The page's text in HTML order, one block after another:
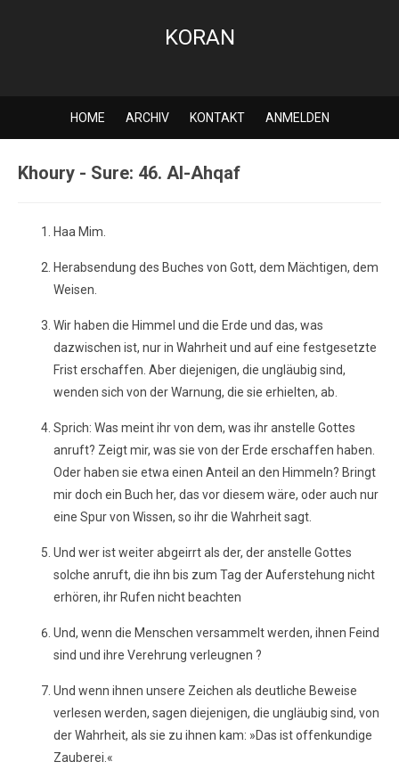
KORAN
HOME ARCHIV KONTAKT ANMELDEN
Khoury - Sure: 46. Al-Ahqaf
Haa Mim.
Herabsendung des Buches von Gott, dem Mächtigen, dem
Weisen.
Wir haben die Himmel und die Erde und das, was
dazwischen ist, nur in Wahrheit und auf eine festgesetzte
Frist erschaffen. Aber diejenigen, die ungläubig sind,
wenden sich von der Warnung, die sie erhielten, ab.
Sprich: Was meint ihr von dem, was ihr anstelle Gottes
anruft? Zeigt mir, was sie von der Erde erschaffen haben.
Oder haben sie etwa einen Anteil an den Himmeln? Bringt
mir doch ein Buch her, das vor diesem wäre, oder auch nur
eine Spur von Wissen, so ihr die Wahrheit sagt.
Und wer ist weiter abgeirrt als der, der anstelle Gottes
solche anruft, die ihn bis zum Tag der Auferstehung nicht
erhören, ihr Rufen nicht beachten
Und, wenn die Menschen versammelt werden, ihnen Feind
sind und ihre Verehrung verleugnen ?
Und wenn ihnen unsere Zeichen als deutliche Beweise
verlesen werden, sagen diejenigen, die ungläubig sind, von
der Wahrheit, als sie zu ihnen kam: »Das ist offenkundige
Zauberei.«